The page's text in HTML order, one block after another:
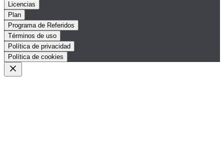
Licencias
Plan
Programa de Referidos
Términos de uso
Política de privacidad
Política de cookies